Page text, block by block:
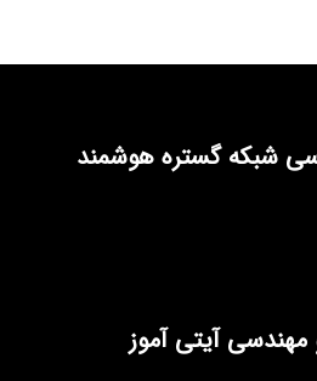
شبکه گستره هوشمند
مهندسی آیتی آموز